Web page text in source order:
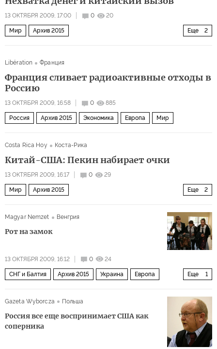
13 ОКТЯБРЯ 2009, 17:00 0 20
Еще 2
Мир Архив 2015
Libération Франция
Франция сливает радиоактивные отходы в
Россию
13 ОКТЯБРЯ 2009, 16:58 0 885
Россия Архив 2015 Экономика Европа Мир
Costa Rica Hoy Коста-Рика
Китай-США: Пекин набирает очки
13 ОКТЯБРЯ 2009, 16:17 0 29
Еще 2
Мир Архив 2015
Magyar Nemzet
Венгрия
Рот на замок
13 ОКТЯБРЯ 2009, 16:12 0 24
Еще 1
СНГ и Балтия Архив 2015 Украина Европа
Gazeta Wyborcza
Польша
Россия все еще воспринимает США как
соперника